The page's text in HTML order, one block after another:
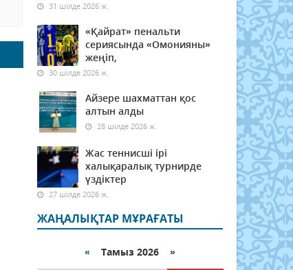
31 шілде 2026 ж.
«Қайрат» пенальти
сериясында «Омонияны»
жеңіп,
30 шілде 2026 ж.
Айзере шахматтан қос
алтын алды
28 шілде 2026 ж.
Жас теннисші ірі
халықаралық турнирде
үздіктер
27 шілде 2026 ж.
ЖАҢАЛЫҚТАР МҰРАҒАТЫ
« Тамыз 2026 »